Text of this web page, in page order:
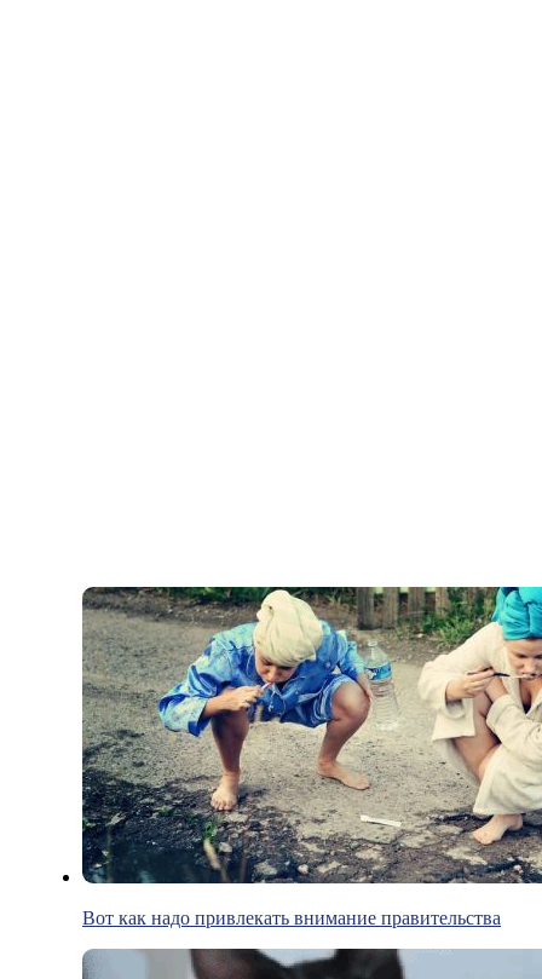
Вот как надо привлекать внимание правительства